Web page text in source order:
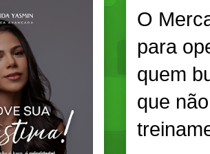
O
para
quem
que